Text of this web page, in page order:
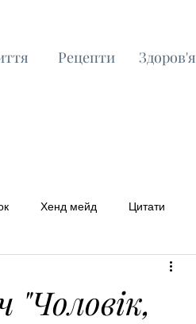
Рецепти Здоров'я
Хенд мейд Цитати
"Чоловік,